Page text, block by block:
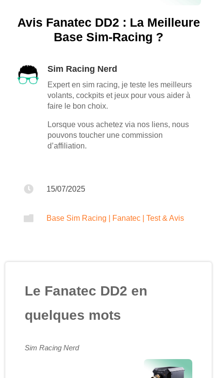
Avis Fanatec DD2 : La Meilleure
Base Sim-Racing ?
Sim Racing Nerd
Expert en sim racing, je teste les meilleurs
volants, cockpits et jeux pour vous aider à
faire le bon choix.
Lorsque vous achetez via nos liens, nous
pouvons toucher une commission
d’affiliation.
 15/07/2025
 Base Sim Racing Fanatec Test & Avis
Le Fanatec DD2 en
quelques mots
Sim Racing Nerd